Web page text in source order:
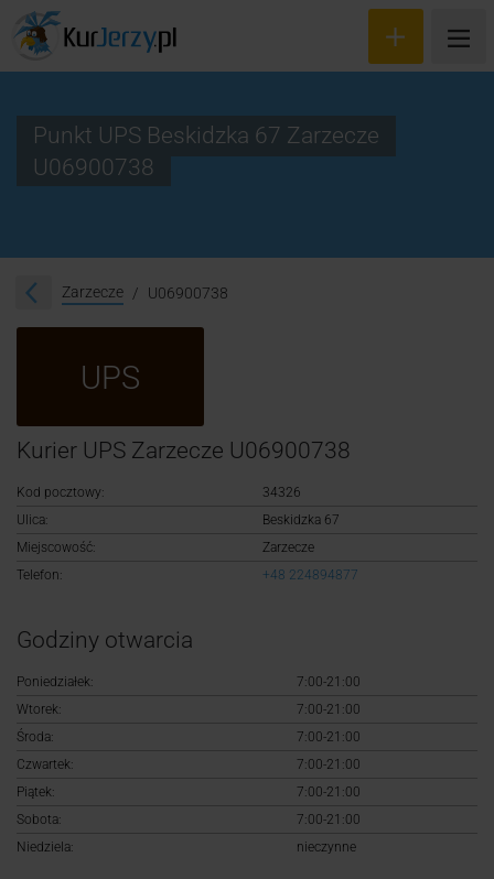
Śledzenie przesyłki
Logowanie
Punkt UPS Beskidzka 67 Zarzecze
U06900738
Zarzecze U06900738
UPS
Kurier UPS Zarzecze U06900738
Kod pocztowy:
34326
Ulica:
Beskidzka 67
Miejscowość:
Zarzecze
Telefon:
+48 224894877
Godziny otwarcia
Poniedziałek:
7:00-21:00
Wtorek:
7:00-21:00
Środa:
7:00-21:00
Czwartek:
7:00-21:00
Piątek:
7:00-21:00
Sobota:
7:00-21:00
Niedziela:
nieczynne